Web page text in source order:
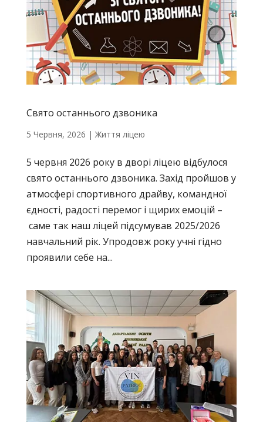
Свято останнього дзвоника
5 Червня, 2026 | Життя ліцею
5 червня 2026 року в дворі ліцею відбулося
свято останнього дзвоника. Захід пройшов у
атмосфері спортивного драйву, командної
єдності, радості перемог і щирих емоцій –
саме так наш ліцей підсумував 2025/2026
навчальний рік. Упродовж року учні гідно
проявили себе на...